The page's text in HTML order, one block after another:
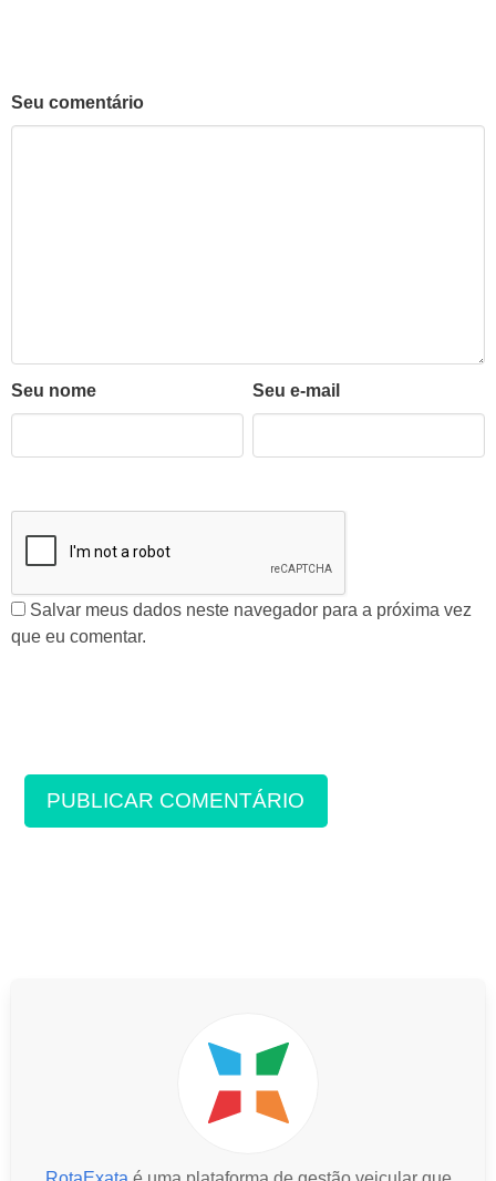
Seu comentário
Seu nome Seu e-mail
Salvar meus dados neste navegador para a próxima vez
que eu comentar.